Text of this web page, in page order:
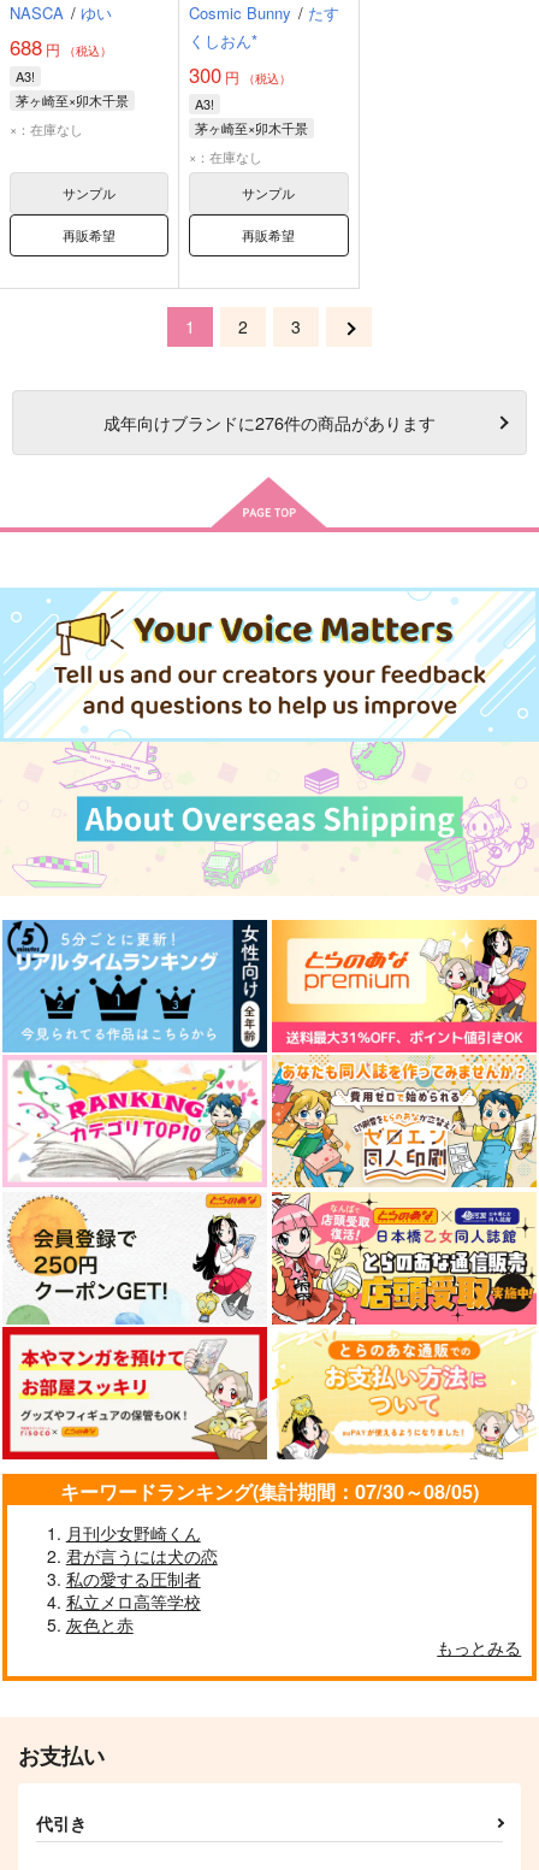
NASCA / ゆい
688 円 （税込）
A3!
茅ヶ崎至×卯木千景
茅ヶ崎至
×：在庫なし
サンプル
再販希望
Cosmic Bunny / たす
くしおん*
300 円 （税込）
A3!
茅ヶ崎至×卯木千景
茅ヶ崎至
×：在庫なし
サンプル
再販希望
1 2 3
成年向けブランドに276件の商品があります
キーワードランキング(集計期間：07/30～08/05)
月刊少女野崎くん
君が言うには犬の恋
私の愛する圧制者
私立メロ高等学校
灰色と赤
もっとみる
お支払い
代引き